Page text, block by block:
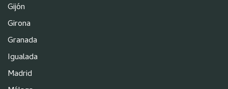
Gijón
Girona
Granada
Igualada
Madrid